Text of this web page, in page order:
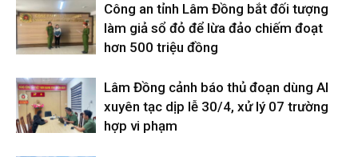
Công an tỉnh Lâm Đồng bắt đối tượng
làm giả sổ đỏ để lừa đảo chiếm đoạt
hơn 500 triệu đồng
Lâm Đồng cảnh báo thủ đoạn dùng AI
xuyên tạc dịp lễ 30/4, xử lý 07 trường
hợp vi phạm